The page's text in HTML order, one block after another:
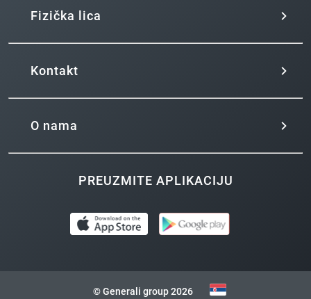
Fizička lica
Kontakt
O nama
PREUZMITE APLIKACIJU
© Generali group 2026